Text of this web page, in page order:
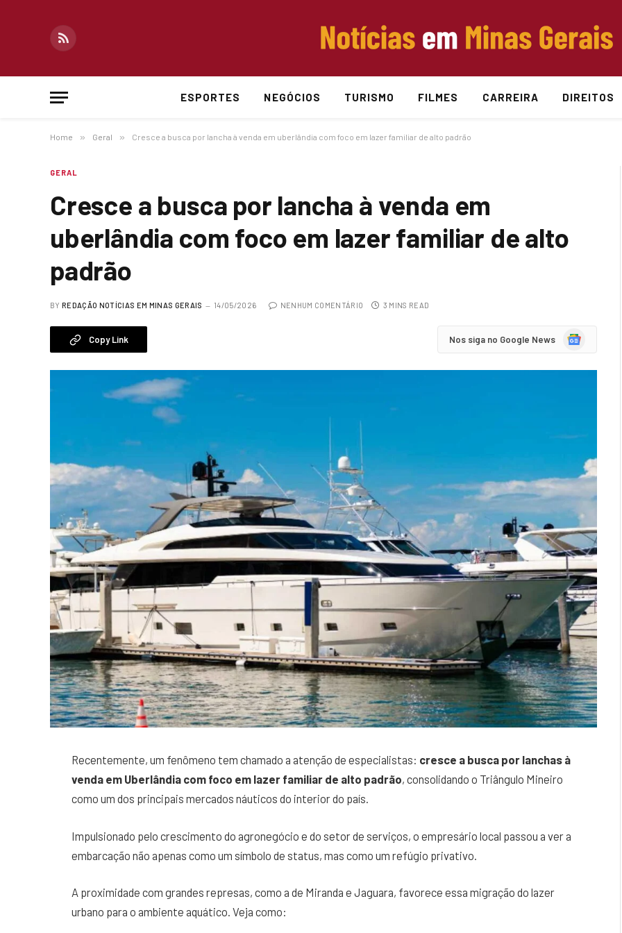
RSS
ESPORTES NEGÓCIOS TURISMO FILMES CARREIRA DIREITOS
Home » Geral » Cresce a busca por lancha à venda em uberlândia com foco em lazer familiar de alto padrão
GERAL
Cresce a busca por lancha à venda em
uberlândia com foco em lazer familiar de alto
padrão
BY REDAÇÃO NOTÍCIAS EM MINAS GERAIS 14/05/2026 NENHUM COMENTÁRIO 3 MINS READ
Copy Link Nos siga no Google News
Google
Recentemente, um fenômeno tem chamado a atenção de especialistas: cresce a busca por lanchas à
venda em Uberlândia com foco em lazer familiar de alto padrão, consolidando o Triângulo Mineiro
como um dos principais mercados náuticos do interior do país.
Impulsionado pelo crescimento do agronegócio e do setor de serviços, o empresário local passou a ver a
embarcação não apenas como um símbolo de status, mas como um refúgio privativo.
A proximidade com grandes represas, como a de Miranda e Jaguara, favorece essa migração do lazer
urbano para o ambiente aquático. Veja como: